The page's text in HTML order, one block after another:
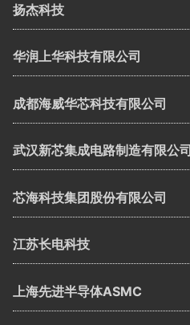
扬杰科技
华润上华科技有限公司
成都海威华芯科技有限公司
武汉新芯集成电路制造有限公司
芯海科技集团股份有限公司
江苏长电科技
上海先进半导体ASMC